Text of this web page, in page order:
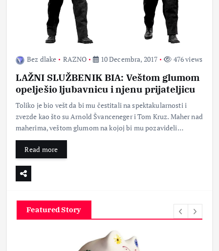
Bez dlake RAZNO 10 Decembra, 2017 476 views
LAŽNI SLUŽBENIK BIA: Veštom glumom
opelješio ljubavnicu i njenu prijateljicu
Toliko je bio vešt da bi mu čestitali na spektakularnosti i
zvezde kao što su Arnold Švanceneger i Tom Kruz. Maher nad
maherima, veštom glumom na kojoj bi mu pozavideli…
Read more
Featured Story